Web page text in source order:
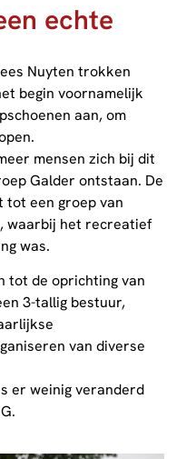
echte
Nuyten trokken
begin voornamelijk
aan, om
mensen zich bij dit
Galder ontstaan. De
tot een groep van
waarbij het recreatief
was.
tot de oprichting van
3-tallig bestuur,
van diverse
er weinig veranderd